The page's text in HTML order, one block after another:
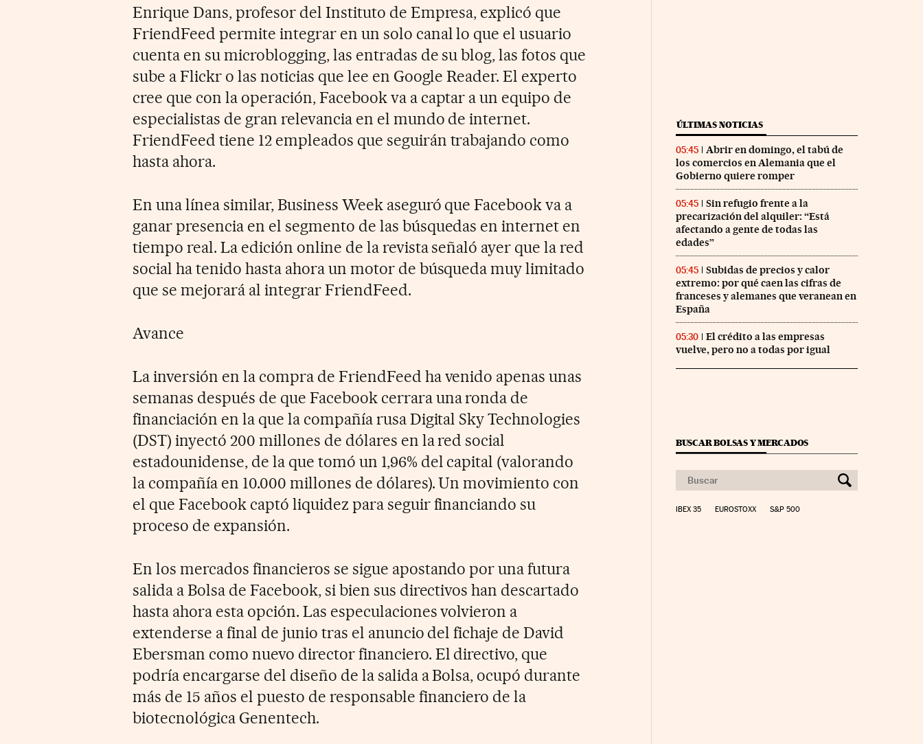
Enrique Dans, profesor del Instituto de Empresa, explicó que
FriendFeed permite integrar en un solo canal lo que el usuario
cuenta en su microblogging, las entradas de su blog, las fotos que
sube a Flickr o las noticias que lee en Google Reader. El experto
cree que con la operación, Facebook va a captar a un equipo de
especialistas de gran relevancia en el mundo de internet.
FriendFeed tiene 12 empleados que seguirán trabajando como
hasta ahora.
En una línea similar, Business Week aseguró que Facebook va a
ganar presencia en el segmento de las búsquedas en internet en
tiempo real. La edición online de la revista señaló ayer que la red
social ha tenido hasta ahora un motor de búsqueda muy limitado
que se mejorará al integrar FriendFeed.
Avance
La inversión en la compra de FriendFeed ha venido apenas unas
semanas después de que Facebook cerrara una ronda de
financiación en la que la compañía rusa Digital Sky Technologies
(DST) inyectó 200 millones de dólares en la red social
estadounidense, de la que tomó un 1,96% del capital (valorando
la compañía en 10.000 millones de dólares). Un movimiento con
el que Facebook captó liquidez para seguir financiando su
proceso de expansión.
En los mercados financieros se sigue apostando por una futura
salida a Bolsa de Facebook, si bien sus directivos han descartado
hasta ahora esta opción. Las especulaciones volvieron a
extenderse a final de junio tras el anuncio del fichaje de David
Ebersman como nuevo director financiero. El directivo, que
podría encargarse del diseño de la salida a Bolsa, ocupó durante
más de 15 años el puesto de responsable financiero de la
biotecnológica Genentech.
ÚLTIMAS NOTICIAS
05:45
Abrir en domingo, el tabú de
los comercios en Alemania que el
Gobierno quiere romper
05:45
Sin refugio frente a la
precarización del alquiler: “Está
afectando a gente de todas las
edades”
05:45
Subidas de precios y calor
extremo: por qué caen las cifras de
franceses y alemanes que veranean en
España
05:30
El crédito a las empresas
vuelve, pero no a todas por igual
BUSCAR BOLSAS Y MERCADOS
IBEX 35 EUROSTOXX S&P 500